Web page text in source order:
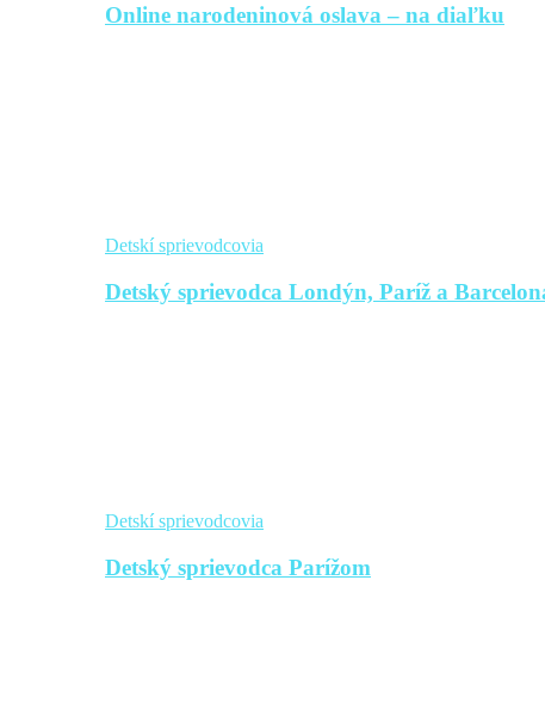
Online narodeninová oslava – na diaľku
Detskí sprievodcovia
Detský sprievodca Londýn, Paríž a
Detskí sprievodcovia
Detský sprievodca Parížom